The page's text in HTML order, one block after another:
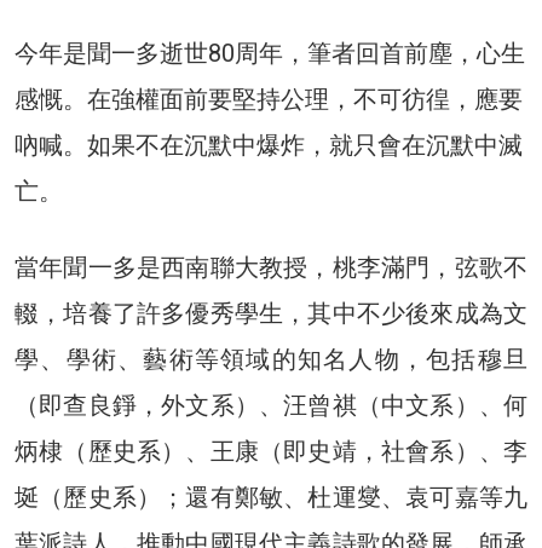
今年是聞一多逝世80周年，筆者回首前塵，心生
感慨。在強權面前要堅持公理，不可彷徨，應要
吶喊。如果不在沉默中爆炸，就只會在沉默中滅
亡。
當年聞一多是西南聯大教授，桃李滿門，弦歌不
輟，培養了許多優秀學生，其中不少後來成為文
學、學術、藝術等領域的知名人物，包括穆旦
（即查良錚，外文系）、汪曾祺（中文系）、何
炳棣（歷史系）、王康（即史靖，社會系）、李
埏（歷史系）；還有鄭敏、杜運燮、袁可嘉等九